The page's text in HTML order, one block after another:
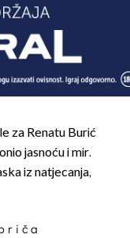
za Renatu Burić
jasnoću i mir.
iz natjecanja,